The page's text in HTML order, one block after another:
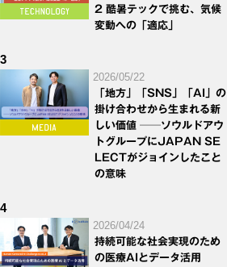
2 酷暑テックで挑む、気候
変動への「適応」
3
2026/05/22
「地方」「SNS」「AI」の
掛け合わせから生まれる新
しい価値 ──ソウルドアウ
トグループにJAPAN SE
LECTがジョインしたこと
の意味
4
2026/04/24
持続可能な社会実現のため
の医療AIとデータ活用